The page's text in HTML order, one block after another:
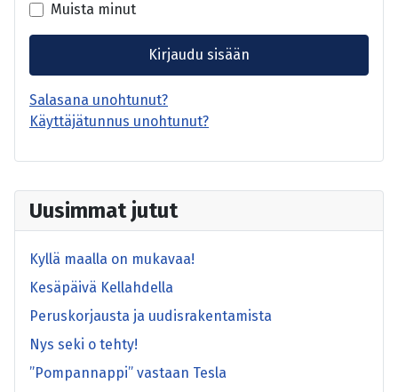
Uusimmat jutut
Kyllä maalla on mukavaa!
Kesäpäivä Kellahdella
Peruskorjausta ja uudisrakentamista
Nys seki o tehty!
”Pompannappi” vastaan Tesla
Muista minut
Kirjaudu sisään
Salasana unohtunut?
Käyttäjätunnus unohtunut?